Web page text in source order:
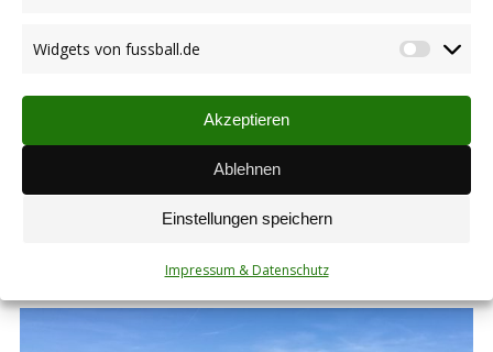
Widgets von fussball.de
Akzeptieren
Ablehnen
Einstellungen speichern
Impressum & Datenschutz
TuS 1860 zum Nachbarverein TSG Albisheim.
II beginnt ebenfalls mit einem
Nachbarschaftsduell und gastiert
Wochen später, am 18. August los. Alle Spiele